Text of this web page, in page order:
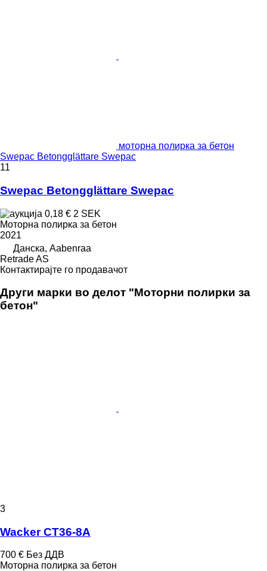
моторна полирка за бетон
Swepac Betongglättare Swepac
11
Swepac Betongglättare Swepac
0,18 € 2 SEK
Моторна полирка за бетон
2021
Данска, Aabenraa
Retrade AS
Контактирајте го продавачот
Други марки во делот "Моторни полирки за
бетон"
3
Wacker CT36-8A
700 € Без ДДВ
Моторна полирка за бетон